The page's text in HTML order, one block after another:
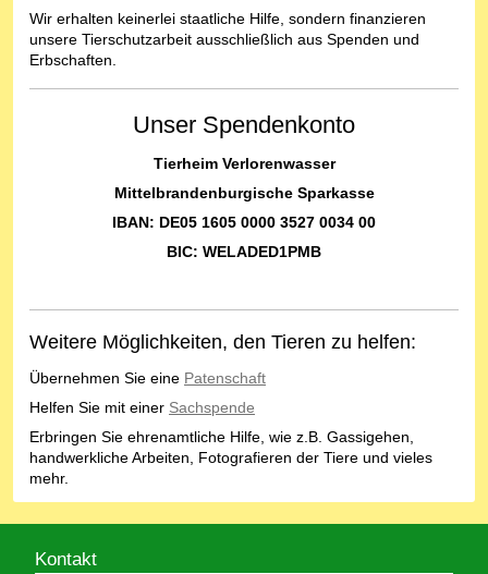
Wir erhalten keinerlei staatliche Hilfe, sondern finanzieren
unsere Tierschutzarbeit ausschließlich aus Spenden und
Erbschaften.
Unser Spendenkonto
Tierheim Verlorenwasser
Mittelbrandenburgische Sparkasse
IBAN: DE05 1605 0000 3527 0034 00
BIC: WELADED1PMB
Weitere Möglichkeiten, den Tieren zu helfen:
Übernehmen Sie eine Patenschaft
Helfen Sie mit einer Sachspende
Erbringen Sie ehrenamtliche Hilfe, wie z.B. Gassigehen,
handwerkliche Arbeiten, Fotografieren der Tiere und vieles
mehr.
Kontakt